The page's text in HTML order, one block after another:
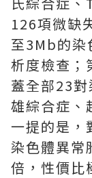
126項微缺
至3Mb的染
析度檢查；
蓋全部23
雄綜合症、
一提的是，
染色體異常
倍，性價比